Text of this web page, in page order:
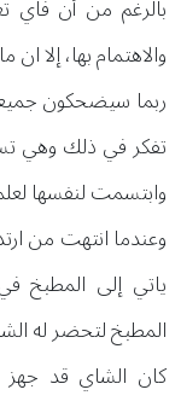
بالرغم من أن فاي
والاهتمام بها، إلا
ربما سيضحكون
تفكر في ذلك وهي
وابتسمت لنفسها
وعندما انتهت من
ياتي إلى المطبخ
المطبخ لتحضر له
كان الشاي قد جهز